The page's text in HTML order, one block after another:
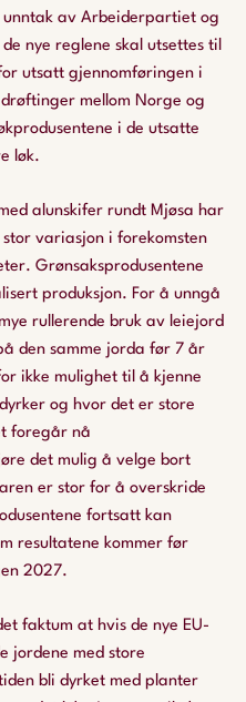
av Arbeiderpartiet og
nye reglene skal utsettes til
utsatt gjennomføringen i
mellom Norge og
i de utsatte
løk.
alunskifer rundt Mjøsa har
variasjon i forekomsten
Grønsaksprodusentene
produksjon. For å unngå
rullerende bruk av leiejord
den samme jorda før 7 år
ikke mulighet til å kjenne
og hvor det er store
foregår nå
det mulig å velge bort
er stor for å overskride
fortsatt kan
resultatene kommer før
2027.
faktum at hvis de nye EU-
jordene med store
bli dyrket med planter